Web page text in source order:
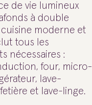
de vie lumineux
à double
cuisine moderne et
tous les
nécessaires :
four, micro-
lave-
et lave-linge.